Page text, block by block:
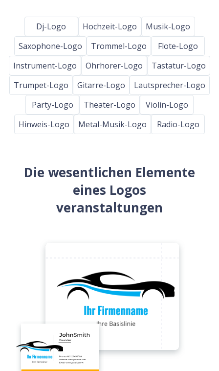
Dj-Logo Hochzeit-Logo
Musik-Logo
Saxophone-Logo
Trommel-Logo
Flote-Logo
Instrument-Logo
Ohrhorer-Logo
Tastatur-Logo
Trumpet-Logo
Gitarre-Logo
Lautsprecher-Logo
Party-Logo
Theater-Logo
Violin-Logo
Hinweis-Logo
Metal-Musik-Logo Radio-Logo
Die wesentlichen Elemente
eines Logos
veranstaltungen